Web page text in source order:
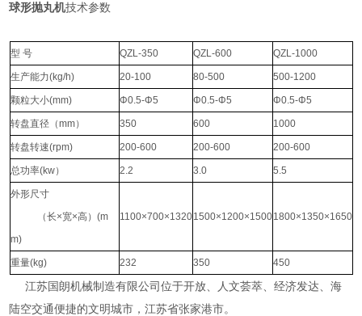
球形抛丸机技术参数
型 号 QZL-350 QZL-600 QZL-1000
生产能力(kg/h) 20-100 80-500 500-1200
颗粒大小(mm) Φ0.5-Φ5 Φ0.5-Φ5 Φ0.5-Φ5
转盘直径（mm） 350 600 1000
转盘转速(rpm) 200-600 200-600 200-600
总功率(kw） 2.2 3.0 5.5
外形尺寸
（长×宽×高）(m
m)
1100×700×13201500×1200×15001800×1350×1650
重量(kg) 232 350 450
江苏国朗机械制造有限公司位于开放、人文荟萃、经济发达、海
陆空交通便捷的文明城市，江苏省张家港市。